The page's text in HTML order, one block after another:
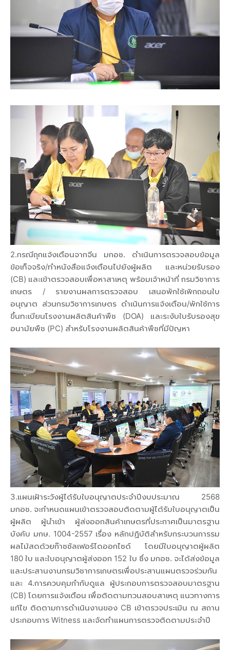
2.กรณีถุกแจ้งเตือนจากจีน มกอช. ดำเนินการตรวจสอบข้อมูล
ข้อเท็จจริง/ทำหนังสือแจ้งเตือนไปยังผู้ผลิต และหน่วยรับรอง
(CB) และเข้าตรวจสอบเพื่อหาสาเหตุ พร้อมเจ้าหน้าที่ กรมวิชาการ
เกษตร / รายงานผลการตรวจสอบ เสนอพักใช้เพิกถอนใบ
อนุญาต ส่วนกรมวิชาการเกษตร ดำเนินการแจ้งเตือน/พักใช้การ
ขึ้นทะเบียนโรงงานผลิตสินค้าพืช (DOA) และระงับใบรับรองสุข
อนามัยพืช (PC) สำหรับโรงงานผลิตสินค้าพืชที่มีปัญหา
3.แผนเฝ้าระวังผู้ได้รับใบอนุญาตประจำปีงบประมาณ 2568
มกอช. จะกำหนดแผนเข้าตรวจสอบติดตามผู้ได้รับใบอนุญาตเป็น
ผู้ผลิต ผู้นำเข้า ผู้ส่งออกสินค้าเกษตรที่ประกาศเป็นมาตรฐาน
บังคับ มกษ. 1004-2557 เรื่อง หลักปฏิบัติสำหรับกระบวนการรม
ผลไม้สดด้วยก๊าซซัลเฟอร์ไดออกไซด์ โดยมีใบอนุญาตผู้ผลิต
180 ใบ และใบอนุญาตผู้ส่งออก 152 ใบ ซึ่ง มกอช. จะได้ส่งข้อมูล
และประสานงานกรมวิชาการเกษตรเพื่อประสานแผนตรวจร่วมกัน
และ 4.การควบคุมกำกับดูแล ผู้ประกอบการตรวจสอบมาตรฐาน
(CB) โดยการแจ้งเตือน เพื่อติดตามทวนสอบสาเหตุ แนวทางการ
แก้ไข ติดตามการดำเนินงานของ CB เข้าตรวจประเมิน ณ สถาน
ประกอบการ Witness และจัดทำแผนการตรวจติดตามประจำปี